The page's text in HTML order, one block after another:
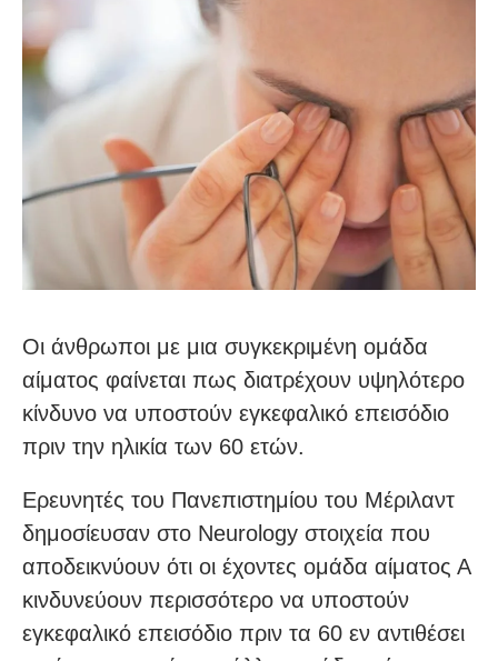
Οι άνθρωποι με μια συγκεκριμένη ομάδα
αίματος φαίνεται πως διατρέχουν υψηλότερο
κίνδυνο να υποστούν εγκεφαλικό επεισόδιο
πριν την ηλικία των 60 ετών.
Ερευνητές του Πανεπιστημίου του Μέριλαντ
δημοσίευσαν στο Neurology στοιχεία που
αποδεικνύουν ότι οι έχοντες ομάδα αίματος Α
κινδυνεύουν περισσότερο να υποστούν
εγκεφαλικό επεισόδιο πριν τα 60 εν αντιθέσει